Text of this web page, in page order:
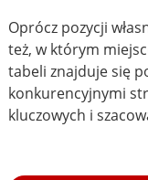
Oprócz pozycji
też, w którym
tabeli znajduje się
konkurencyjnymi
kluczowych i